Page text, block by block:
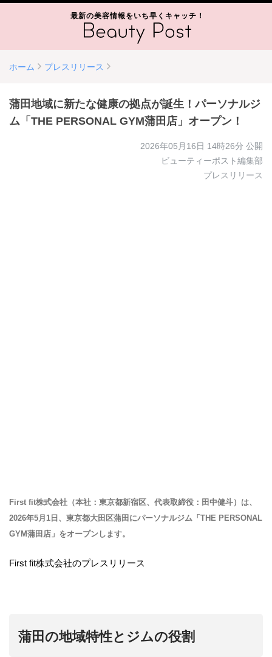
最新の美容情報をいち早くキャッチ！
ホーム プレスリリース
蒲田地域に新たな健康の拠点が誕生！パーソナルジ
ム「THE PERSONAL GYM蒲田店」オープン！
2026年05月16日 14時26分 公開
ビューティーポスト編集部
プレスリリース
First fit株式会社（本社：東京都新宿区、代表取締役：田中健斗）は、
2026年5月1日、東京都大田区蒲田にパーソナルジム「THE PERSONAL
GYM蒲田店」をオープンします。
First fit株式会社のプレスリリース
蒲田の地域特性とジムの役割